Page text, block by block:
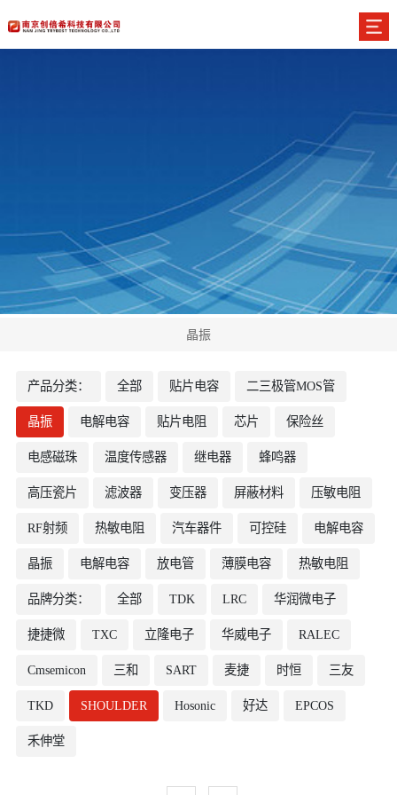
晶振
产品分类： 全部 贴片电容 二三极管MOS管
晶振 电解电容 贴片电阻 芯片 保险丝
电感磁珠 温度传感器 继电器 蜂鸣器
高压瓷片 滤波器 变压器 屏蔽材料 压敏电阻
RF射频 热敏电阻 汽车器件 可控硅 电解电容
晶振 电解电容 放电管 薄膜电容 热敏电阻
品牌分类： 全部 TDK LRC 华润微电子
捷捷微 TXC 立隆电子 华威电子 RALEC
Cmsemicon 三和 SART 麦捷 时恒 三友
TKD SHOULDER Hosonic 好达 EPCOS
禾伸堂